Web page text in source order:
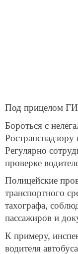
Под прицелом
Бороться с
Ространснадзору
Регулярно
проверке
Полицейские
транспортного
тахографа,
пассажиров и
К примеру,
водителя